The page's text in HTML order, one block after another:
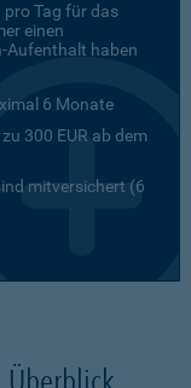
pro Tag für das
einen
Aufenthalt haben
6 Monate
300 EUR ab dem
mitversichert (6
Überblick